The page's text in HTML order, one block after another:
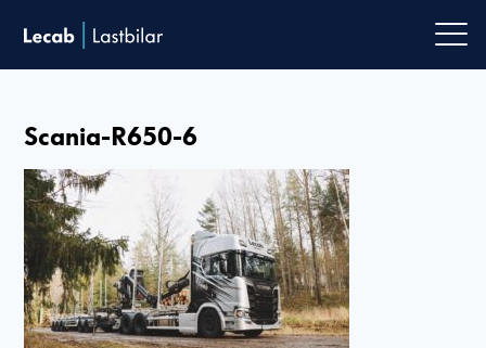
Scania-R650-6